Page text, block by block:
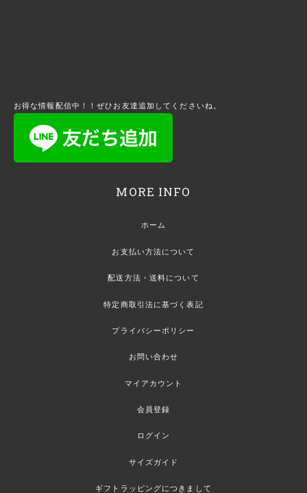
お得な情報配信中！！ぜひお友達追加してくださいね。
MORE INFO
ホーム
お支払い方法について
配送方法・送料について
特定商取引法に基づく表記
プライバシーポリシー
お問い合わせ
マイアカウント
会員登録
ログイン
サイズガイド
ギフトラッピングにつきまして